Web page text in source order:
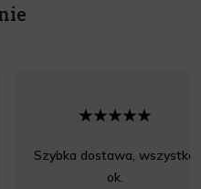
Szybka dostawa, wszystko
ok.